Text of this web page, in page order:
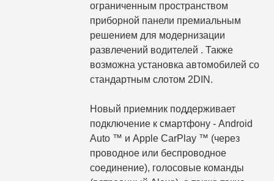
ограниченным пространством
приборной панели премиальным
решением для модернизации
развлечений водителей . Также
возможна установка автомобилей со
стандартным слотом 2DIN.
Новый приемник поддерживает
подключение к смартфону - Android
Auto ™ и Apple CarPlay ™ (через
проводное или беспроводное
соединение), голосовые команды